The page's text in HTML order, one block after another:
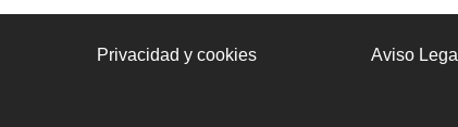
Privacidad y cookies Aviso Legal